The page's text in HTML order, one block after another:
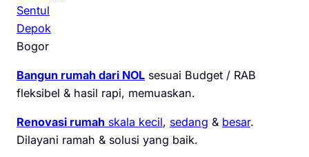
Sentul
Depok
Bogor
Bangun rumah dari NOL sesuai Budget / RAB
fleksibel & hasil rapi, memuaskan.
Renovasi rumah skala kecil, sedang & besar.
Dilayani ramah & solusi yang baik.